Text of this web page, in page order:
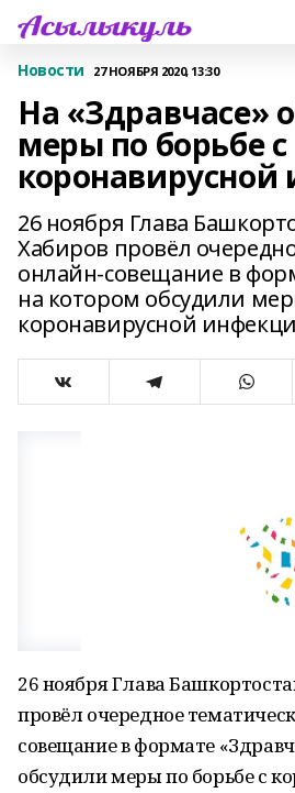
Новости 27 НОЯБРЯ 2020, 13:30
На «Здравчасе»
меры по борьбе с
26 ноября Глава
Хабиров провёл
онлайн-совещание в
на котором обсудили
коронавирусной
26 ноября Глава
провёл очередное
совещание в формате
обсудили меры по борьбе с